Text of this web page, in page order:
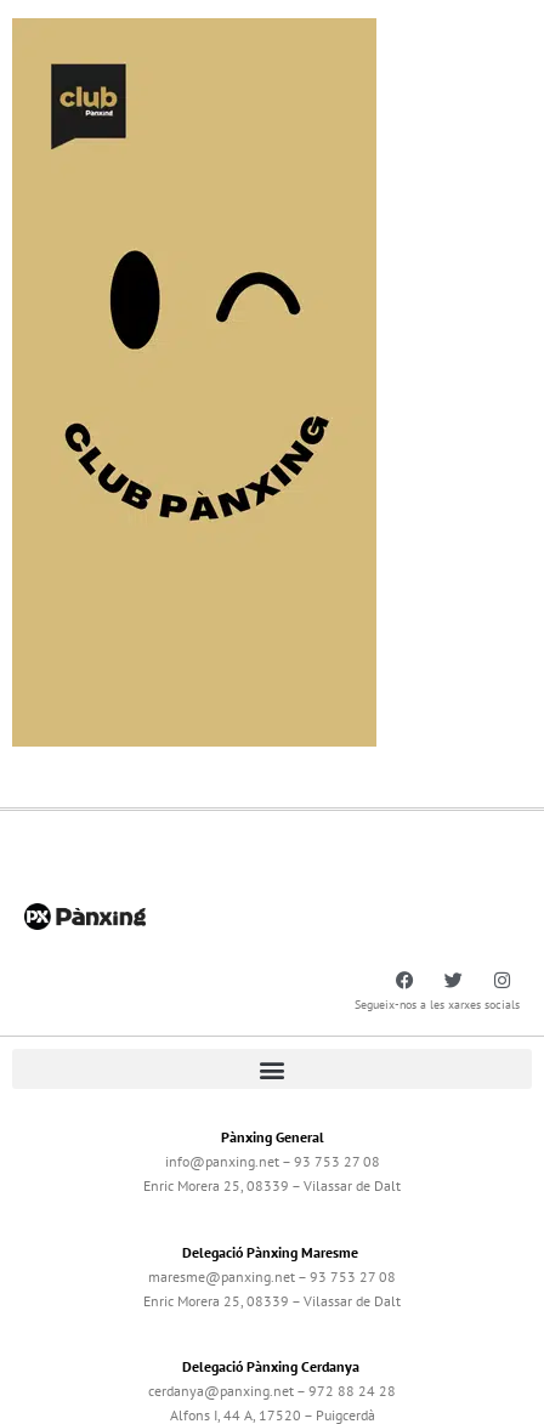
Segueix-nos a les xarxes socials
Pànxing General
info@panxing.net – 93 753 27 08
Enric Morera 25, 08339 – Vilassar de Dalt
Delegació Pànxing Maresme
maresme@panxing.net – 93 753 27 08
Enric Morera 25, 08339 – Vilassar de Dalt
Delegació Pànxing Cerdanya
cerdanya@panxing.net – 972 88 24 28
Alfons I, 44 A, 17520 – Puigcerdà